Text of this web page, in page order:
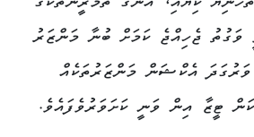
ވަގުތު ޖެހިއްޖެ ކަމަށް ބުނާ މަންޒަރު
އެކްޝަން މަންޒަރުތަކެއް
ޓީޒާ އިން ވަނީ ކަށަވަރުވެފައެވެ.